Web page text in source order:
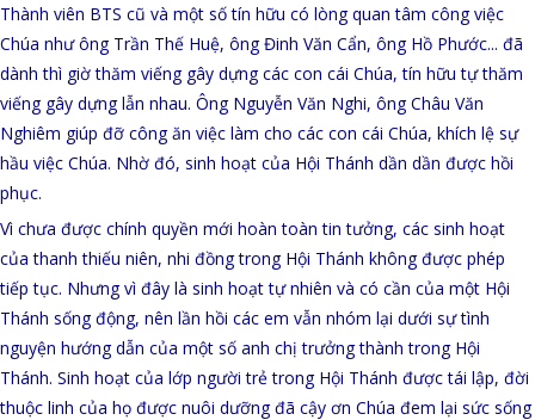
Thành viên BTS cũ và một số tín hữu có lòng quan tâm công việc
Chúa như ông Trần Thế Huệ, ông Đinh Văn Cẩn, ông Hồ Phước... đã
dành thì giờ thăm viếng gây dựng các con cái Chúa, tín hữu tự thăm
viếng gây dựng lẫn nhau. Ông Nguyễn Văn Nghi, ông Châu Văn
Nghiêm giúp đỡ công ăn việc làm cho các con cái Chúa, khích lệ sự
hầu việc Chúa. Nhờ đó, sinh hoạt của Hội Thánh dần dần được hồi
phục.
Vì chưa được chính quyền mới hoàn toàn tin tưởng, các sinh hoạt
của thanh thiếu niên, nhi đồng trong Hội Thánh không được phép
tiếp tục. Nhưng vì đây là sinh hoạt tự nhiên và có cần của một Hội
Thánh sống động, nên lần hồi các em vẫn nhóm lại dưới sự tình
nguyện hướng dẫn của một số anh chị trưởng thành trong Hội
Thánh. Sinh hoạt của lớp người trẻ trong Hội Thánh được tái lập, đời
thuộc linh của họ được nuôi dưỡng đã cậy ơn Chúa đem lại sức sống